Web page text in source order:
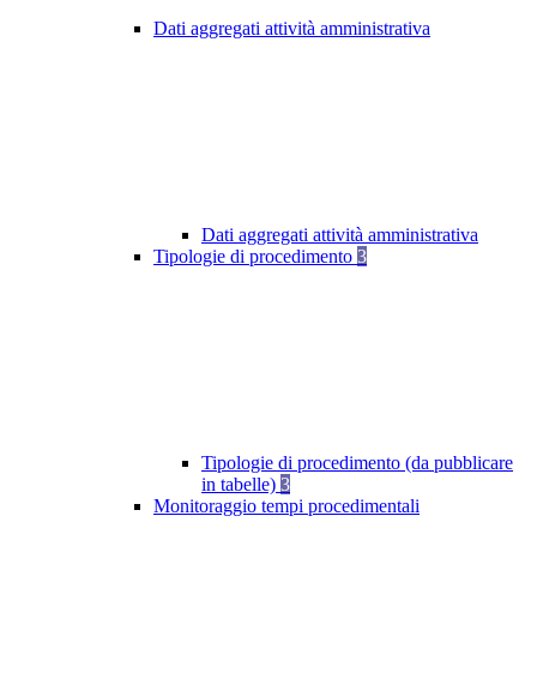
Dati aggregati attività amministrativa
Dati aggregati attività amministrativa
Tipologie di procedimento 3
Tipologie di procedimento (da pubblicare
in tabelle) 3
Monitoraggio tempi procedimentali